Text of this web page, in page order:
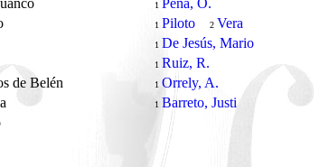
1 Peña, O.
1 Piloto 2 Vera
1 De Jesús, Mario
1 Ruiz, R.
de Belén 1 Orrely, A.
1 Barreto, Justi